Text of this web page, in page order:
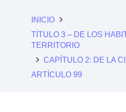
INICIO
TÍTULO 3 – DE LOS
TERRITORIO
CAPÍTULO 2: DE LA
ARTÍCULO 99